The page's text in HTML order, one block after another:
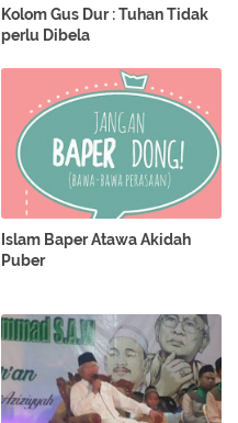
Kolom Gus Dur : Tuhan Tidak
perlu Dibela
Islam Baper Atawa Akidah
Puber